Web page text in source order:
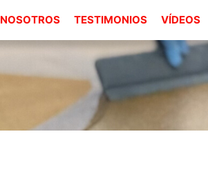
NOSOTROS TESTIMONIOS VÍDEOS